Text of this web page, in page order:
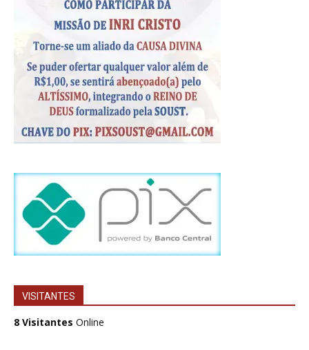
VISITANTES
8 Visitantes Online